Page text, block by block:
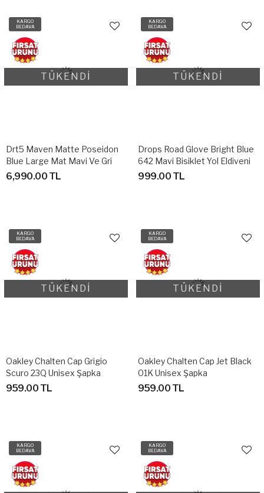
KARGO
BEDAVA
TÜKENDİ
Drt5 Maven Matte Poseidon
Blue Large Mat Mavi Ve Gri
Unisex Bisiklet Kaskı (L)
6,990.00 TL
KARGO
BEDAVA
TÜKENDİ
Drops Road Glove Bright Blue
642 Mavi Bisiklet Yol Eldiveni
S/M
999.00 TL
KARGO
BEDAVA
TÜKENDİ
Oakley Chalten Cap Grigio
Scuro 23Q Unisex Şapka
959.00 TL
KARGO
BEDAVA
TÜKENDİ
Oakley Chalten Cap Jet Black
01K Unisex Şapka
959.00 TL
KARGO
BEDAVA
KARGO
BEDAVA